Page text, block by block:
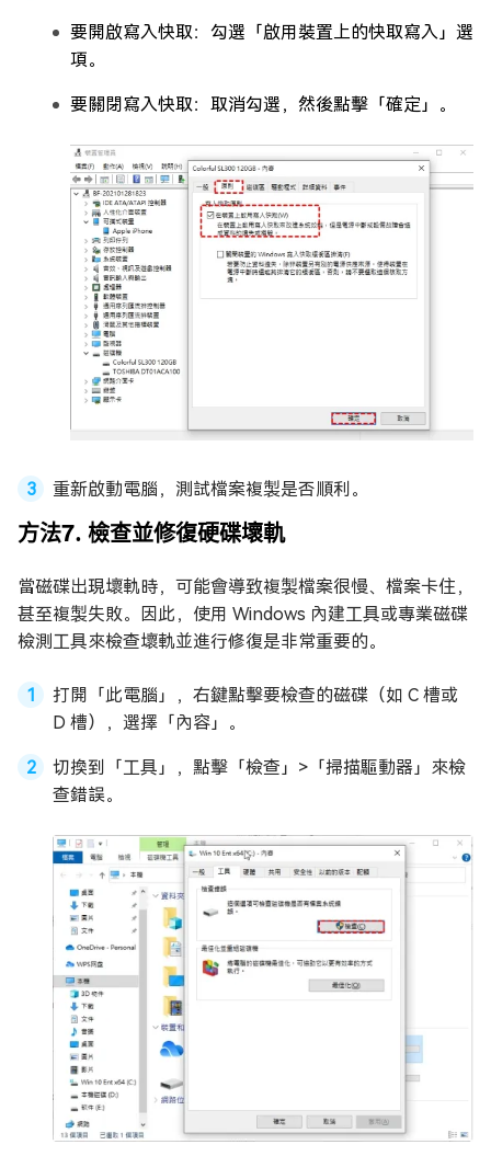
要開啟寫入快取：勾選「啟用裝置上的快取寫入」選
項。
要關閉寫入快取：取消勾選，然後點擊「確定」。
重新啟動電腦，測試檔案複製是否順利。
方法7. 檢查並修復硬碟壞軌
當磁碟出現壞軌時，可能會導致複製檔案很慢、檔案卡住，
甚至複製失敗。因此，使用 Windows 內建工具或專業磁碟
檢測工具來檢查壞軌並進行修復是非常重要的。
打開「此電腦」，右鍵點擊要檢查的磁碟（如 C 槽或
D 槽），選擇「內容」。
切換到「工具」，點擊「檢查」>「掃描驅動器」來檢
查錯誤。